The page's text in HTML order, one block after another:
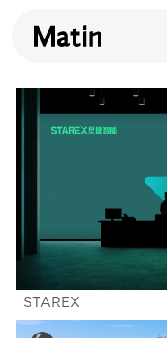
STAREX